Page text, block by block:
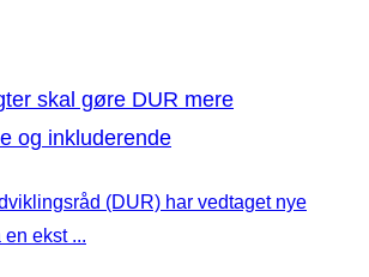
skal gøre DUR mere
og inkluderende
(DUR) har vedtaget nye
ekst ...